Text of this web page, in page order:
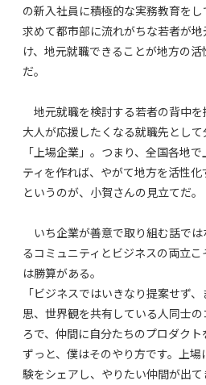
の新入社員に積極的な実務教育を
求めて都市部に流れがちな若者が
け、地元就職できることが地方の
だ。
地元就職を検討する若者の背中を
大人が応援したくなる就職先とし
「上場企業」。つまり、全国各地
ティを作れば、やがて地方を活性
というのが、小賀さんの見立てだ。
いち企業が善意で取り組む話で
るコミュニティとビジネスの両立
は勝算がある。
「ビジネスではいきなり提案せず
思、世界観を共有している人同士
ろで、仲間に自分たちのプロダク
ずっと、僕はそのやり方です。上
験をシェアし、やりたい仲間が出